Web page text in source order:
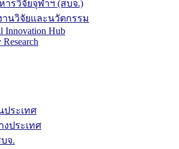
ารวิจัยจุฬาฯ (สบจ.)
านวิจัยและนวัตกรรม
Innovation Hub
ประเทศ
ประเทศ
จ.